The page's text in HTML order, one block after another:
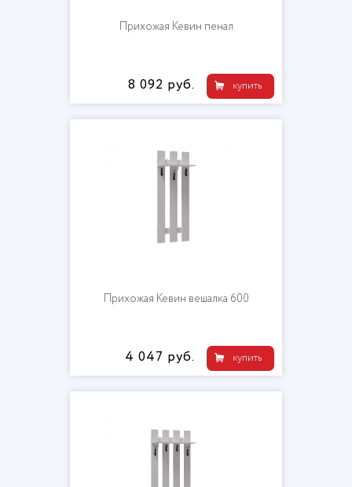
Прихожая Кевин пенал
купить
8 092 руб.
Прихожая Кевин вешалка 600
купить
4 047 руб.